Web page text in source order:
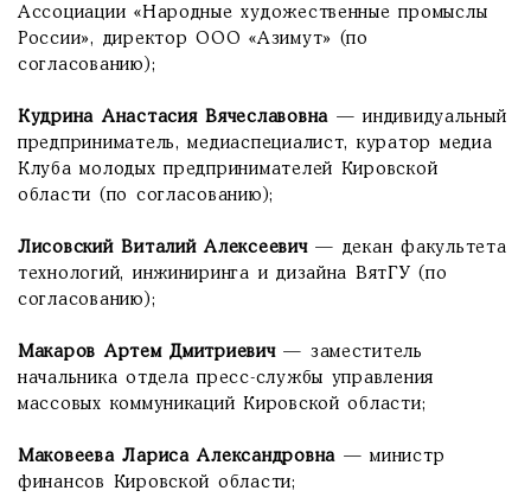
Ассоциации «Народные художественные промыслы
России», директор ООО «Азимут» (по
согласованию);
Кудрина Анастасия Вячеславовна — индивидуальный
предприниматель, медиаспециалист, куратор медиа
Клуба молодых предпринимателей Кировской
области (по согласованию);
Лисовский Виталий Алексеевич— декан факультета
технологий, инжиниринга и дизайна ВятГУ (по
согласованию);
Макаров Артем Дмитриевич— заместитель
начальника отдела пресс-службы управления
массовых коммуникаций Кировской области;
Маковеева Лариса Александровна — министр
финансов Кировской области;